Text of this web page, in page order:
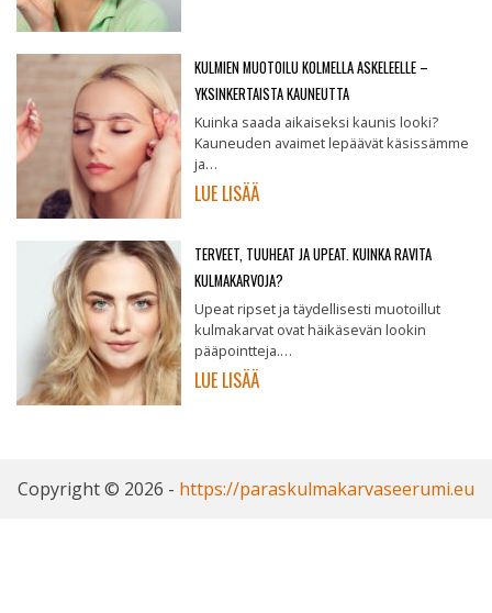
KULMIEN MUOTOILU KOLMELLA ASKELEELLE –
YKSINKERTAISTA KAUNEUTTA
Kuinka saada aikaiseksi kaunis looki?
Kauneuden avaimet lepäävät käsissämme
ja…
LUE LISÄÄ
TERVEET, TUUHEAT JA UPEAT. KUINKA RAVITA
KULMAKARVOJA?
Upeat ripset ja täydellisesti muotoillut
kulmakarvat ovat häikäsevän lookin
pääpointteja.…
LUE LISÄÄ
Copyright © 2026 - https://paraskulmakarvaseerumi.eu